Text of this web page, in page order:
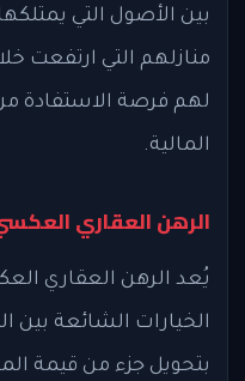
بين الأصول التي
منازلهم التي ارتفعت
لهم فرصة الاستفادة
المالية.
الرهن العقاري
الخيارات الشائعة بين
بتحويل جزء من قيمة